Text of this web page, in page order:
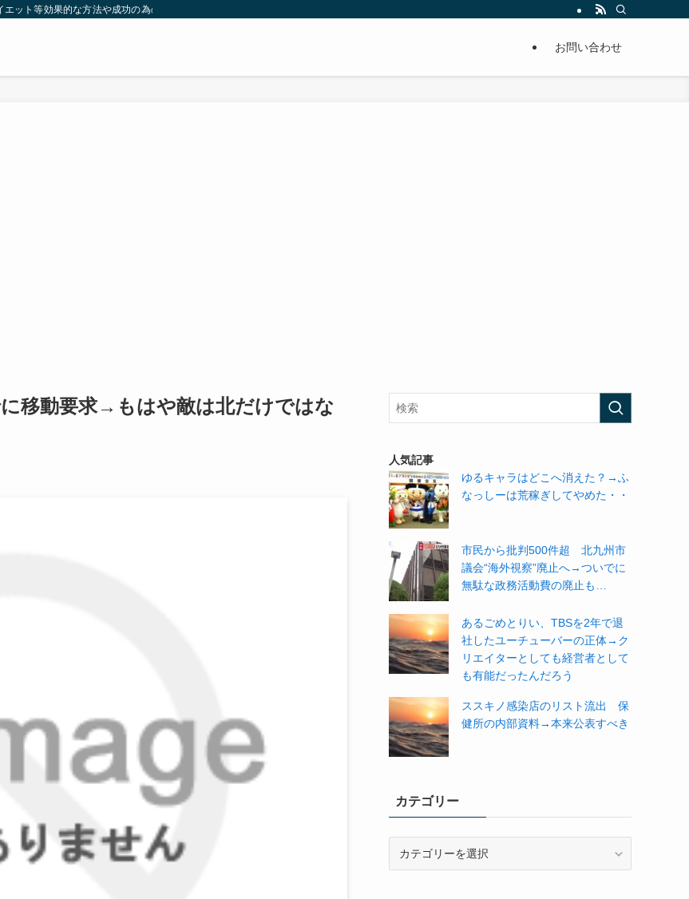
ット等効果的な方法や成功の為の秘訣等。太ったり悩んでいる方々が簡単に痩せることが出来るように分かりやすくまとめています。
お問い合わせ
移動要求→もはや敵は北だけではな
人気記事
ゆるキャラはどこへ消えた？→ふ
なっしーは荒稼ぎしてやめた・・
市民から批判500件超 北九州市
議会“海外視察”廃止へ→ついでに
無駄な政務活動費の廃止も…
あるごめとりい、TBSを2年で退
社したユーチューバーの正体→ク
リエイターとしても経営者として
も有能だったんだろう
ススキノ感染店のリスト流出 保
健所の内部資料→本来公表すべき
カテゴリー